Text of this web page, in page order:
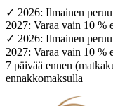
✓ 2026: Ilmainen
2027: Varaa vain 10 %
✓ 2026: Ilmainen
2027: Varaa vain 10 %
7 päivää ennen
ennakkomaksulla